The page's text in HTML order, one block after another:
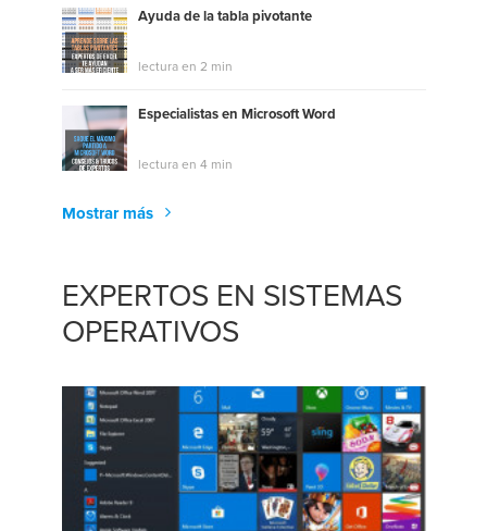
Ayuda de la tabla pivotante
lectura en 2 min
Especialistas en Microsoft Word
lectura en 4 min
Mostrar más
EXPERTOS EN SISTEMAS
OPERATIVOS